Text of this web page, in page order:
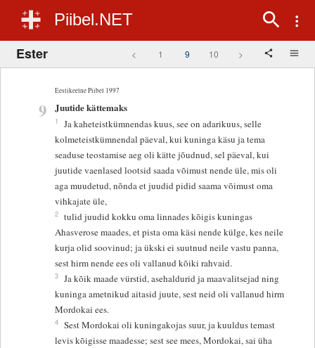
Piibel.NET
Ester < 1 9 10 >
Eestikeelne Piibel 1997
9 Juutide kättemaks
1
Ja kaheteistkümnendas kuus, see on adarikuus, selle
kolmeteistkümnendal päeval, kui kuninga käsu ja tema
seaduse teostamise aeg oli kätte jõudnud, sel päeval, kui
juutide vaenlased lootsid saada võimust nende üle, mis oli
aga muudetud, nõnda et juudid pidid saama võimust oma
vihkajate üle,
2 tulid juudid kokku oma linnades kõigis kuningas
Ahasverose maades, et pista oma käsi nende külge, kes neile
kurja olid soovinud; ja ükski ei suutnud neile vastu panna,
sest hirm nende ees oli vallanud kõiki rahvaid.
3 Ja kõik maade vürstid, asehaldurid ja maavalitsejad ning
kuninga ametnikud aitasid juute, sest neid oli vallanud hirm
Mordokai ees.
4 Sest Mordokai oli kuningakojas suur, ja kuuldus temast
levis kõigisse maadesse; sest see mees, Mordokai, sai üha